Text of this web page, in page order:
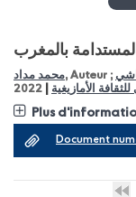
المستدامة بالمغرب
محمد مداد, Auteur ;
الأمازيغية
2022
Plus
Document